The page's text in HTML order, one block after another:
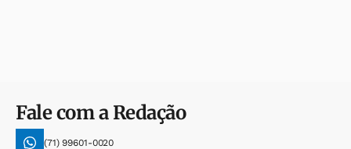
Fale com a Redação
(71) 99601-0020